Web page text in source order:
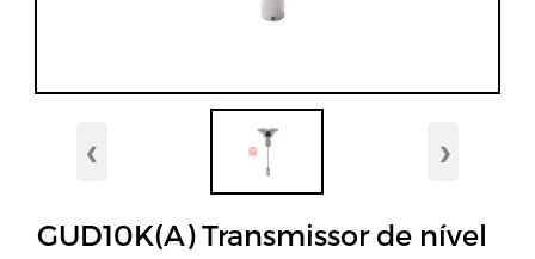
‹ ›
GUD10K(A) Transmissor de nível